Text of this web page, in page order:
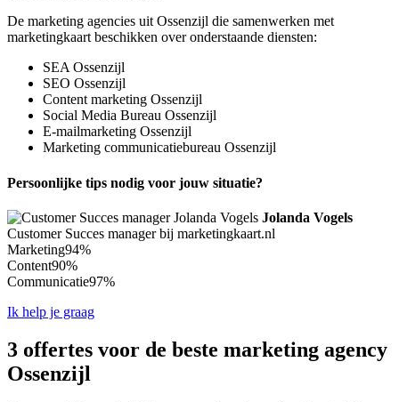
De marketing agencies uit Ossenzijl die samenwerken met
marketingkaart beschikken over onderstaande diensten:
SEA Ossenzijl
SEO Ossenzijl
Content marketing Ossenzijl
Social Media Bureau Ossenzijl
E-mailmarketing Ossenzijl
Marketing communicatiebureau Ossenzijl
Persoonlijke tips nodig voor jouw situatie?
Jolanda Vogels
Customer Succes manager bij marketingkaart.nl
Marketing94%
Content90%
Communicatie97%
Ik help je graag
3 offertes voor de beste marketing agency
Ossenzijl